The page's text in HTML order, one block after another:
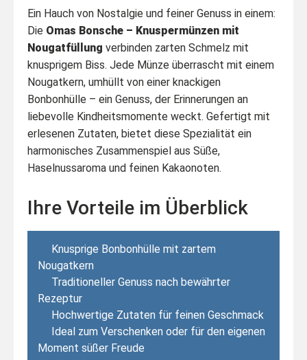
Ein Hauch von Nostalgie und feiner Genuss in einem:
Die Omas Bonsche – Knuspermünzen mit
Nougatfüllung verbinden zarten Schmelz mit
knusprigem Biss. Jede Münze überrascht mit einem
Nougatkern, umhüllt von einer knackigen
Bonbonhülle – ein Genuss, der Erinnerungen an
liebevolle Kindheitsmomente weckt. Gefertigt mit
erlesenen Zutaten, bietet diese Spezialität ein
harmonisches Zusammenspiel aus Süße,
Haselnussaroma und feinen Kakaonoten.
Ihre Vorteile im Überblick
Knusprige Bonbonhülle mit zartem
Nougatkern
Traditioneller Genuss nach bewährter
Rezeptur
Hochwertige Zutaten für feinen Geschmack
Ideal zum Verschenken oder für den eigenen
Moment süßer Freude